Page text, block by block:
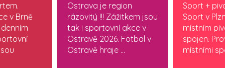
2
v Brně
Ostrava je region
rázovitý !!! Zážitkem jsou
tak i sportovní akce v
Ostravě 2026. Fotbal v
Ostravě hraje ...
Sport +
Sport v
místním
spojen.
místními